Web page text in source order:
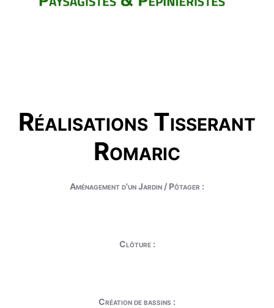
Réalisations Tisserant
Romaric
Aménagement d'un Jardin / Pôtager :
Clôture :
Création de bassins :